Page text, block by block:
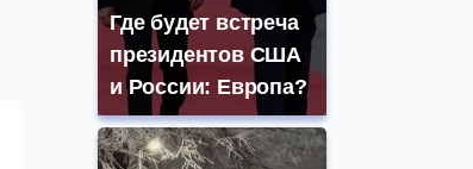
Где будет встреча
президентов США
и России: Европа?